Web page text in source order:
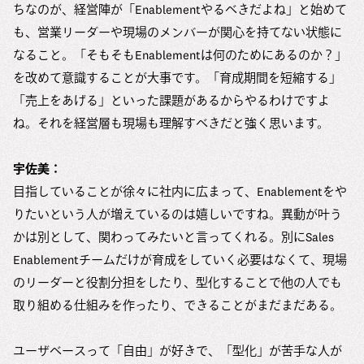
ちなのが、経営陣が「Enablementやるべきだよね」と始めて
も、営業リーダーや現場のメンバーが関心を持てない状態に
なること。「そもそもEnablementは何のためにあるのか？」
を改めて意識することが大事です。「育成期間を短縮する」
「売上をあげる」といった課題があるからやるわけですよ
ね。それを経営層も現場も理解すべきだと強く思います。
宇佐美：
目指していることが徐々に社内に広まって、Enablementをや
りたいという人が増えているのは嬉しいですね。異動が叶う
かは別として、関わってみたいと言ってくれる。別にSales
Enablementチームだけが育成をしていく必要はなくて、現場
のリーダーと役割分担をしたり、型化することで他の人でも
取り組める仕組みを作ったり、できることがまだまだある。
ユーザベースって「自由」が好きで、「型化」が苦手な人が